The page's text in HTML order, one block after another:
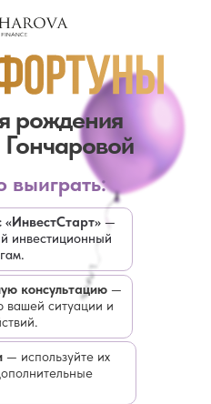
рождения
— используйте их
выиграть:
—
инвестиционный
консультацию —
вашей ситуации и